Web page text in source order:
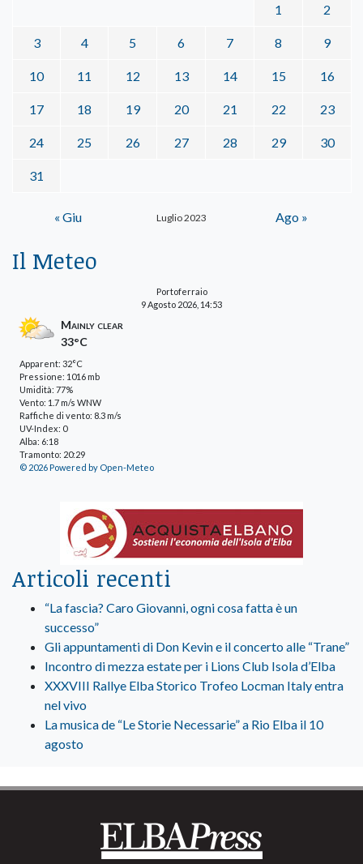
Luglio 2023
1 2
3 4 5 6 7 8 9
10 11 12 13 14 15 16
17 18 19 20 21 22 23
24 25 26 27 28 29 30
31
« Giu Ago »
Il Meteo
Portoferraio
9 Agosto 2026, 14:53
Mainly clear
33°C
Apparent: 32°C
Pressione: 1016 mb
Umidità: 77%
Vento: 1.7 m/s WNW
Raffiche di vento: 8.3 m/s
UV-Index: 0
Alba: 6:18
Tramonto: 20:29
© 2026 Powered by Open-Meteo
Articoli recenti
“La fascia? Caro Giovanni, ogni cosa fatta è un
successo”
Gli appuntamenti di Don Kevin e il concerto alle “Trane”
Incontro di mezza estate per i Lions Club Isola d’Elba
XXXVIII Rallye Elba Storico Trofeo Locman Italy entra
nel vivo
La musica de “Le Storie Necessarie” a Rio Elba il 10
agosto